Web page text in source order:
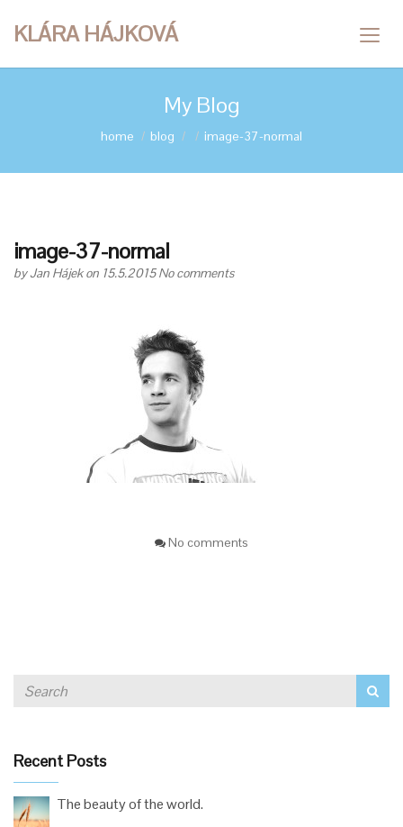
KLÁRA HÁJKOVÁ
My Blog
home blog image-37-normal
image-37-normal
byJan Hájekon 15.5.2015No comments
No comments
Recent Posts
The beauty of the world.